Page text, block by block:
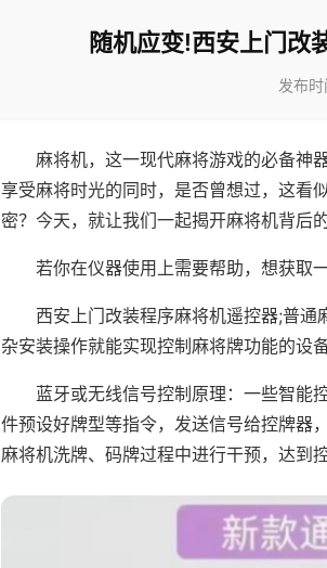
随机应变!西安上门改
发布
麻将机，这一现代麻将游戏的必备神
享受麻将时光的同时，是否曾想过，这看
密？今天，就让我们一起揭开麻将机背后
若你在仪器使用上需要帮助，想获取
西安上门改装程序麻将机遥控器;普
杂安装操作就能实现控制麻将牌功能的设备
蓝牙或无线信号控制原理：一些智能
件预设好牌型等指令，发送信号给控牌器
麻将机洗牌、码牌过程中进行干预，达到控